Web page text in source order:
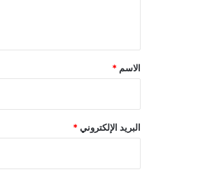
*
الاسم*
البريد الإلكتروني*